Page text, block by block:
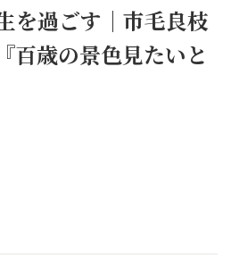
を過ごす｜市毛良枝
百歳の景色見たいと